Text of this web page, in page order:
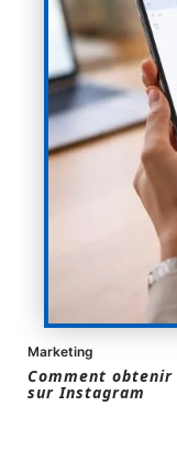
Marketing
Comment
sur Instagram